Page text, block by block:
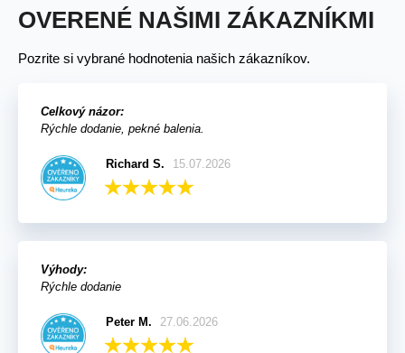
OVERENÉ NAŠIMI ZÁKAZNÍKMI
Pozrite si vybrané hodnotenia našich zákazníkov.
Celkový názor:
Rýchle dodanie, pekné balenia.
Richard S. 15.07.2026
Výhody:
Rýchle dodanie
Peter M. 27.06.2026